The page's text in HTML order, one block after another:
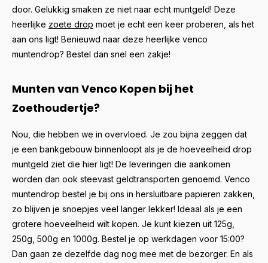
door. Gelukkig smaken ze niet naar echt muntgeld! Deze
heerlijke zoete drop moet je echt een keer proberen, als het
aan ons ligt! Benieuwd naar deze heerlijke venco
muntendrop? Bestel dan snel een zakje!
Munten van Venco Kopen bij het
Zoethoudertje?
Nou, die hebben we in overvloed. Je zou bijna zeggen dat
je een bankgebouw binnenloopt als je de hoeveelheid drop
muntgeld ziet die hier ligt! De leveringen die aankomen
worden dan ook steevast geldtransporten genoemd. Venco
muntendrop bestel je bij ons in hersluitbare papieren zakken,
zo blijven je snoepjes veel langer lekker! Ideaal als je een
grotere hoeveelheid wilt kopen. Je kunt kiezen uit 125g,
250g, 500g en 1000g. Bestel je op werkdagen voor 15:00?
Dan gaan ze dezelfde dag nog mee met de bezorger. En als